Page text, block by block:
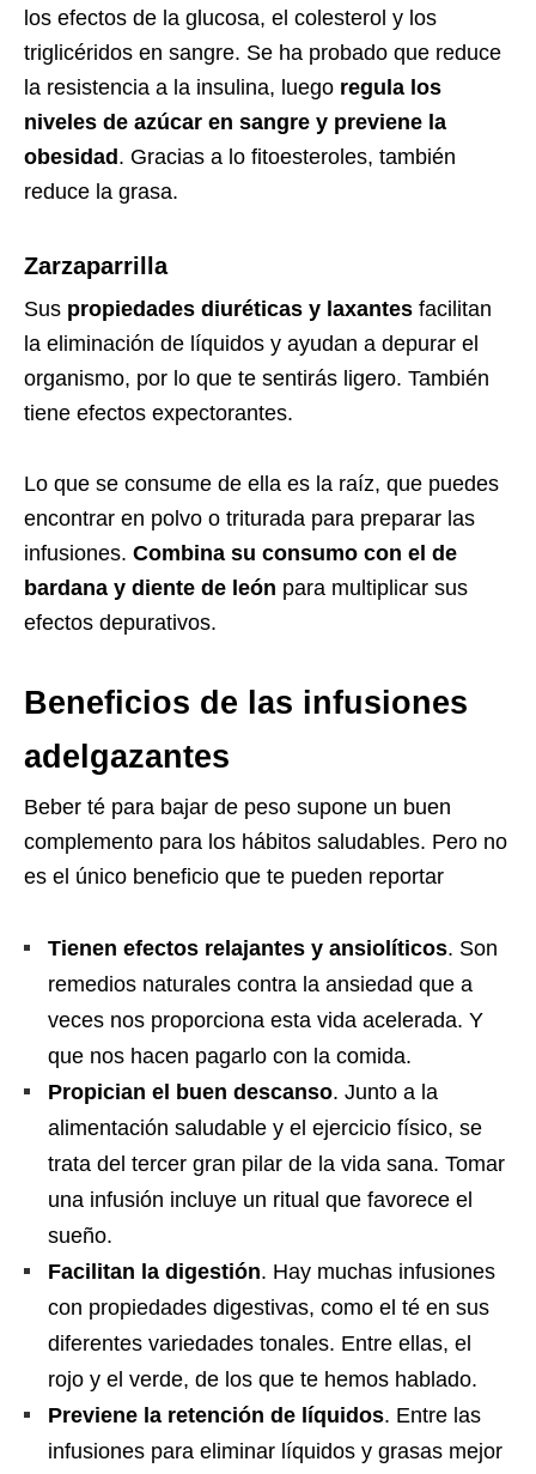
los efectos de la glucosa, el colesterol y los
triglicéridos en sangre. Se ha probado que reduce
la resistencia a la insulina, luego regula los
niveles de azúcar en sangre y previene la
obesidad . Gracias a lo fitoesteroles, también
reduce la grasa.
Zarzaparrilla
Sus propiedades diuréticas y laxantes facilitan
la eliminación de líquidos y ayudan a depurar el
organismo, por lo que te sentirás ligero. También
tiene efectos expectorantes.
Lo que se consume de ella es la raíz, que puedes
encontrar en polvo o triturada para preparar las
infusiones. Combina su consumo con el de
bardana y diente de león para multiplicar sus
efectos depurativos.
Beneficios de las infusiones
adelgazantes
Beber té para bajar de peso supone un buen
complemento para los hábitos saludables. Pero no
es el único beneficio que te pueden reportar
Tienen efectos relajantes y ansiolíticos. Son
remedios naturales contra la ansiedad que a
veces nos proporciona esta vida acelerada. Y
que nos hacen pagarlo con la comida.
Propician el buen descanso. Junto a la
alimentación saludable y el ejercicio físico, se
trata del tercer gran pilar de la vida sana. Tomar
una infusión incluye un ritual que favorece el
sueño.
Facilitan la digestión. Hay muchas infusiones
con propiedades digestivas, como el té en sus
diferentes variedades tonales. Entre ellas, el
rojo y el verde, de los que te hemos hablado.
Previene la retención de líquidos. Entre las
infusiones para eliminar líquidos y grasas mejor